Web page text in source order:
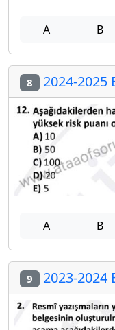
A B
8 2024-2025
A B
9 2023-2024